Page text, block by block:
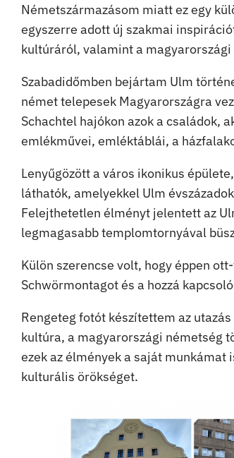
Németszármazásom miatt ez egy
egyszerre adott új szakmai
kultúráról, valamint a
Szabadidőmben bejártam Ulm
német telepesek Magyarországra
Schachtel hajókon azok a családok,
emlékművei, emléktáblái, a
Lenyűgözött a város ikonikus
láthatók, amelyekkel Ulm
Felejthetetlen élményt jelentett az
legmagasabb templomtornyával
Külön szerencse volt, hogy éppen
Schwörmontagot és a hozzá
Rengeteg fotót készítettem az
kultúra, a magyarországi németség
ezek az élmények a saját munkámat
kulturális örökséget.